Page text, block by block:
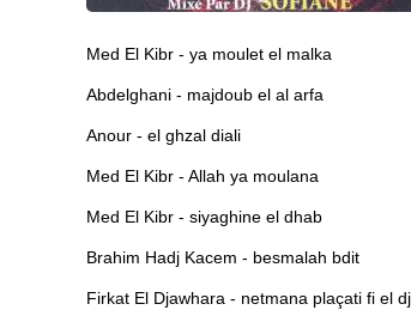
Med El Kibr - ya moulet el malka
Abdelghani - majdoub el al arfa
Anour - el ghzal diali
Med El Kibr - Allah ya moulana
Med El Kibr - siyaghine el dhab
Brahim Hadj Kacem - besmalah bdit
Firkat El Djawhara - netmana plaçati fi el